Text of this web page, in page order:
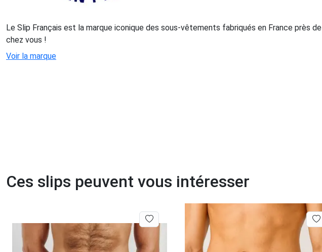
Le Slip Français est la marque iconique des sous-vêtements fabriqués en France près de
chez vous !
Voir la marque
Ces slips peuvent vous intéresser